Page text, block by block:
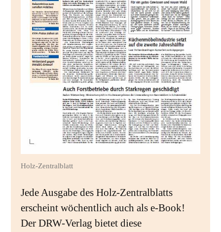
Holz-Zentralblatt
Jede Ausgabe des Holz-Zentralblatts
erscheint wöchentlich auch als e-Book!
Der DRW-Verlag bietet diese